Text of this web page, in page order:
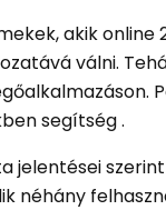
akik
válni.
segítség .
jelentései
néhány